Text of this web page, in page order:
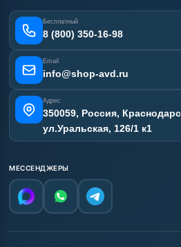
Получить скидку
Отзывы наших клиентов
Карта сайта
Бесплатный
8 (800) 350-16-98
Email
info@shop-avd.ru
Адрес
350059, Россия,
ул.Уральская, 126/1 к1
МЕССЕНДЖЕРЫ